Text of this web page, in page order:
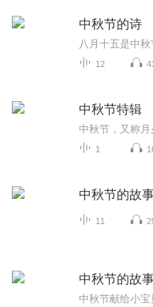
中秋节的诗
12
中秋节特辑
1
中秋节的故
11
中秋节的故
中秋节献给小